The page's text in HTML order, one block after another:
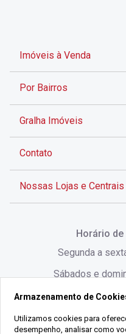
Imóveis à Venda
Por Bairros
Gralha Imóveis
Contato
Nossas Lojas e
Rua Lauro Linhares,
SC
(48) 3220-1045
Horário
Segunda a
Sábados e
Armazenamento de
Utilizamos cookies para
desempenho, analisar como